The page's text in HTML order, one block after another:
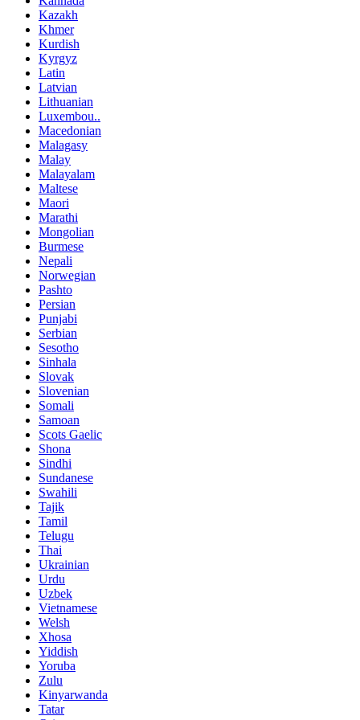
Kazakh
Khmer
Kurdish
Kyrgyz
Latin
Latvian
Lithuanian
Luxembou..
Macedonian
Malagasy
Malay
Malayalam
Maltese
Maori
Marathi
Mongolian
Burmese
Nepali
Norwegian
Pashto
Persian
Punjabi
Serbian
Sesotho
Sinhala
Slovak
Slovenian
Somali
Samoan
Scots Gaelic
Shona
Sindhi
Sundanese
Swahili
Tajik
Tamil
Telugu
Thai
Ukrainian
Urdu
Uzbek
Vietnamese
Welsh
Xhosa
Yiddish
Yoruba
Zulu
Kinyarwanda
Tatar